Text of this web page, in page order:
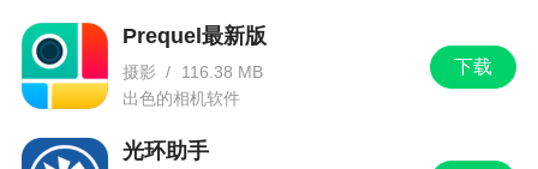
下载
Prequel最新版
摄影 /
116.38 MB
出色的相机软件
光环助手